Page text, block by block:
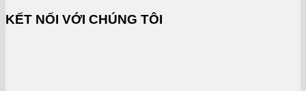
KẾT NỐI VỚI CHÚNG TÔI